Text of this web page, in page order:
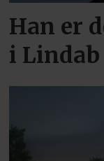
Han er
i Lindab